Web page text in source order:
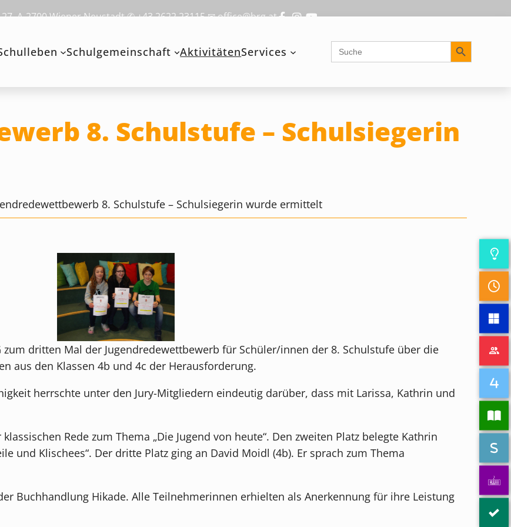
A-2700 Wiener Neustadt ✆ +43 2622 23115 ✉ office@brg.at
Schulgemeinschaft AktivitätenServices Search
for:
Search Button
8. Schulstufe – Schulsiegerin
8. Schulstufe – Schulsiegerin wurde ermittelt
zum dritten Mal der Jugendredewettbewerb für Schüler/innen der 8. Schulstufe über die
aus den Klassen 4b und 4c der Herausforderung.
herrschte unter den Jury-Mitgliedern eindeutig darüber, dass mit Larissa, Kathrin und
Rede zum Thema „Die Jugend von heute“. Den zweiten Platz belegte Kathrin
und Klischees“. Der dritte Platz ging an David Moidl (4b). Er sprach zum Thema
Buchhandlung Hikade. Alle Teilnehmerinnen erhielten als Anerkennung für ihre Leistung